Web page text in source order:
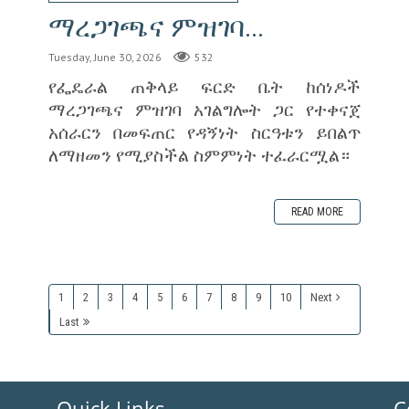
ማረጋገጫና ምዝገባ...
Tuesday, June 30, 2026 532
‎የፌዴራል ጠቅላይ ፍርድ ቤት ከሰነዶች
ማረጋገጫና ምዝገባ አገልግሎት ጋር የተቀናጀ
አሰራርን በመፍጠር የዳኝነት ስርዓቱን ይበልጥ
ለማዘመን የሚያስችል ስምምነት ተፈራርሟል።
READ MORE
1 2 3 4 5 6 7 8 9 10
Next
Last